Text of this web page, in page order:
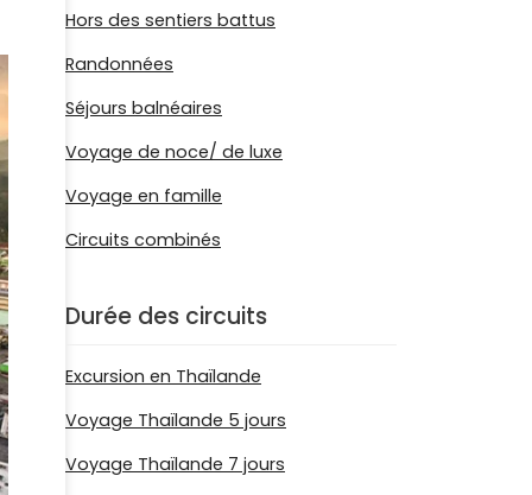
Hors des sentiers battus
Randonnées
Séjours balnéaires
Voyage de noce/ de luxe
Voyage en famille
Circuits combinés
Durée des circuits
Excursion en Thaïlande
Voyage Thaïlande 5 jours
Voyage Thaïlande 7 jours